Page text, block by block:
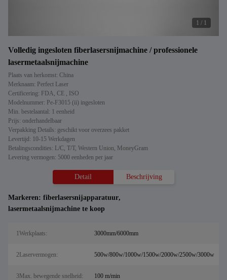
1 / 1
Volledig ingesloten fiberlasersnijmachine / professionele
lasermetaalsnijmachine
Plaats van herkomst: China
Merknaam: Perfect Laser
Certificering: FDA, CE , ISO
Modelnummer: Pe-F3015 (ii) ingesloten
Min. bestelaantal: 1 eenheid
Prijs: onderhandelbaar
Verpakking Details: geschikt voor overzees pakket
Levertijd: 10-15 Werkdagen
Betalingscondities: L/C, T/T, Western Union, MoneyGram
Levering vermogen: 5000 eenheden per jaar
Detail Beschrijving
Markeren: fiberlasersnijapparatuur,
lasermetaalsnijmachine te koop
1Werkplaats: 3000mm/6000mm
2Laservermogen: 500w/800w/1000w/1500w/2000w/2500w/3000w
3Max. bewegende snelheid: 100 m/min